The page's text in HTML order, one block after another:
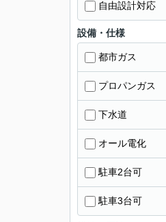
自由設計対応
設備・仕様
都市ガス
プロパンガス
下水道
オール電化
駐車2台可
駐車3台可